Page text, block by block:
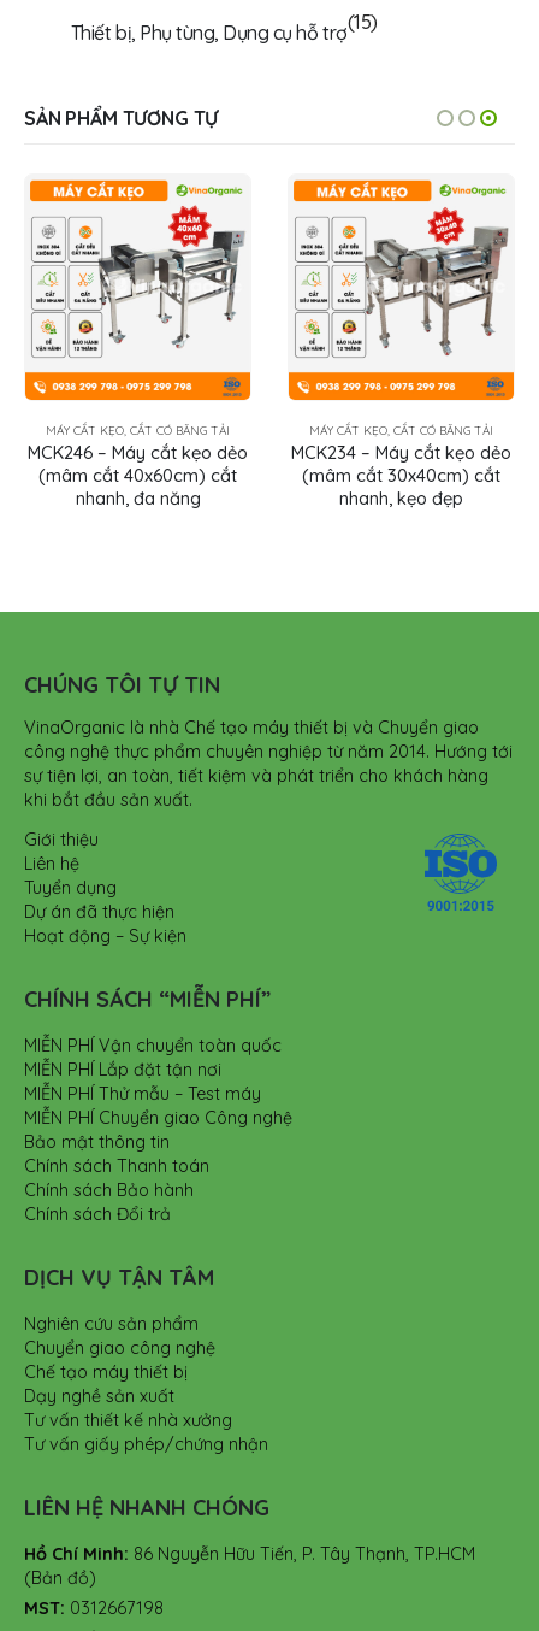
Thiết bị, Phụ tùng, Dụng cụ hỗ trợ(15)
SẢN PHẨM TƯƠNG TỰ
MÁY CẮT KẸO, CẮT CÓ BĂNG TẢI
MCK246 – Máy cắt kẹo dẻo
(mâm cắt 40x60cm) cắt
nhanh, đa năng
MÁY CẮT KẸO, CẮT CÓ BĂNG TẢI
MCK234 – Máy cắt kẹo dẻo
(mâm cắt 30x40cm) cắt
nhanh, kẹo đẹp
CHÚNG TÔI TỰ TIN
VinaOrganic là nhà Chế tạo máy thiết bị và Chuyển giao
công nghệ thực phẩm chuyên nghiệp từ năm 2014. Hướng tới
sự tiện lợi, an toàn, tiết kiệm và phát triển cho khách hàng
khi bắt đầu sản xuất.
Giới thiệu
Liên hệ
Tuyển dụng
Dự án đã thực hiện
Hoạt động – Sự kiện
CHÍNH SÁCH “MIỄN PHÍ”
MIỄN PHÍ Vận chuyển toàn quốc
MIỄN PHÍ Lắp đặt tận nơi
MIỄN PHÍ Thử mẫu – Test máy
MIỄN PHÍ Chuyển giao Công nghệ
Bảo mật thông tin
Chính sách Thanh toán
Chính sách Bảo hành
Chính sách Đổi trả
DỊCH VỤ TẬN TÂM
Nghiên cứu sản phẩm
Chuyển giao công nghệ
Chế tạo máy thiết bị
Dạy nghề sản xuất
Tư vấn thiết kế nhà xưởng
Tư vấn giấy phép/chứng nhận
LIÊN HỆ NHANH CHÓNG
Hồ Chí Minh: 86 Nguyễn Hữu Tiến, P. Tây Thạnh, TP.HCM
(Bản đồ)
MST: 0312667198